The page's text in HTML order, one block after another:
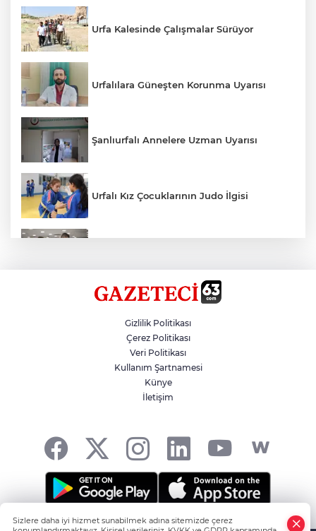
Urfa Kalesinde Çalışmalar Sürüyor
Urfalılara Güneşten Korunma Uyarısı
Şanlıurfalı Annelere Uzman Uyarısı
Urfalı Kız Çocuklarının Judo İlgisi
Zincirleme Kazada 7 Kişi Yaralandı
Şanlıurfalı 300 Kadına İstihdam
Gizlilik Politikası
Çerez Politikası
Veri Politikası
Kullanım Şartnamesi
Künye
İletişim
Şanlıurfa'nın Haber Noktası... -HABER YAZILIMIve
Sizlere daha iyi hizmet sunabilmek adına sitemizde çerez